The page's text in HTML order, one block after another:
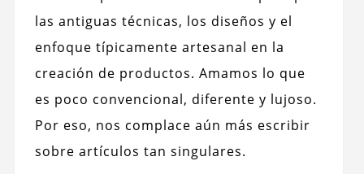
las antiguas técnicas, los diseños y el
enfoque típicamente artesanal en la
creación de productos. Amamos lo que
es poco convencional, diferente y lujoso.
Por eso, nos complace aún más escribir
sobre artículos tan singulares.